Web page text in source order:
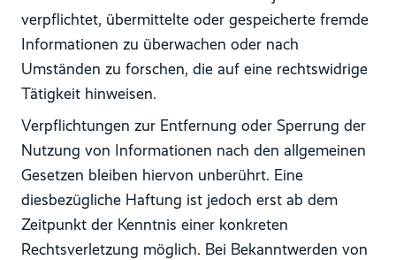
verpflichtet, übermittelte oder gespeicherte fremde
Informationen zu überwachen oder nach
Umständen zu forschen, die auf eine rechtswidrige
Tätigkeit hinweisen.
Verpflichtungen zur Entfernung oder Sperrung der
Nutzung von Informationen nach den allgemeinen
Gesetzen bleiben hiervon unberührt. Eine
diesbezügliche Haftung ist jedoch erst ab dem
Zeitpunkt der Kenntnis einer konkreten
Rechtsverletzung möglich. Bei Bekanntwerden von